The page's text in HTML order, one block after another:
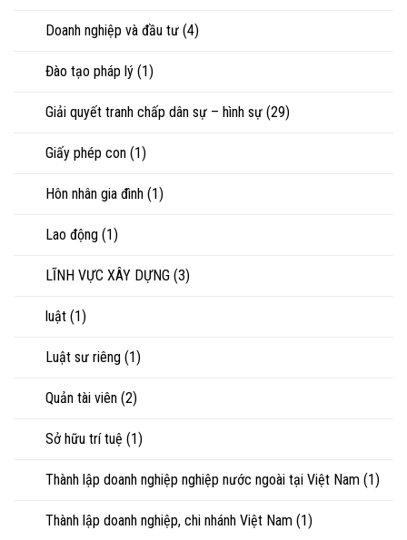
Doanh nghiệp và đầu tư (4)
Đào tạo pháp lý (1)
Giải quyết tranh chấp dân sự – hình sự (29)
Giấy phép con (1)
Hôn nhân gia đình (1)
Lao động (1)
LĨNH VỰC XÂY DỰNG (3)
luật (1)
Luật sư riêng (1)
Quản tài viên (2)
Sở hữu trí tuệ (1)
Thành lập doanh nghiệp nghiệp nước ngoài tại Việt Nam (1)
Thành lập doanh nghiệp, chi nhánh Việt Nam (1)